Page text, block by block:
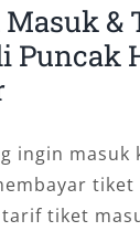
&
Puncak
ingin masuk
tiket
tiket